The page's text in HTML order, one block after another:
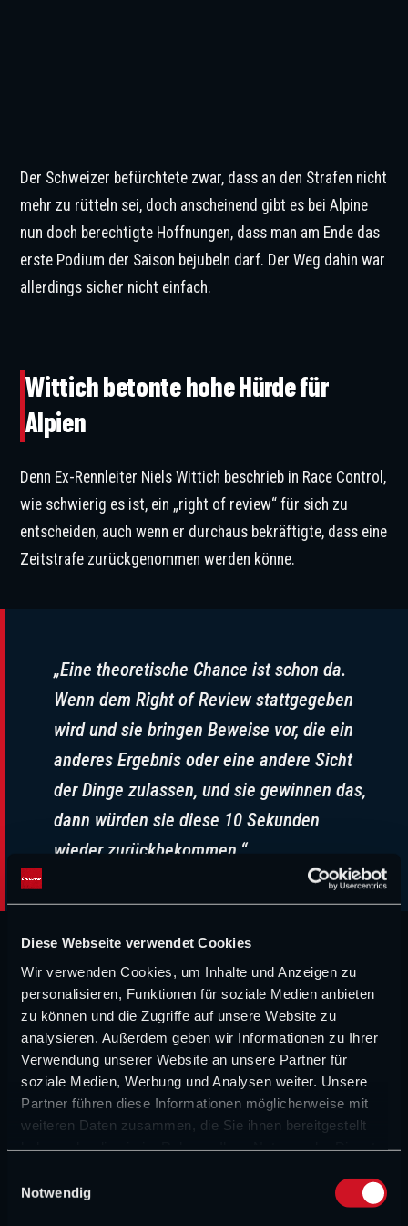
Diese Webseite verwendet Cookies
Wir verwenden Cookies, um Inhalte und Anzeigen zu
personalisieren, Funktionen für soziale Medien anbieten
zu können und die Zugriffe auf unsere Website zu
analysieren. Außerdem geben wir Informationen zu Ihrer
Verwendung unserer Website an unsere Partner für
soziale Medien, Werbung und Analysen weiter. Unsere
Partner führen diese Informationen möglicherweise mit
weiteren Daten zusammen, die Sie ihnen bereitgestellt
Notwendig
Der Schweizer befürchtete zwar, dass an den Strafen nicht
mehr zu rütteln sei, doch anscheinend gibt es bei Alpine
nun doch berechtigte Hoffnungen, dass man am Ende das
erste Podium der Saison bejubeln darf. Der Weg dahin war
allerdings sicher nicht einfach.
Wittich betonte hohe Hürde für
Alpien
Denn Ex-Rennleiter Niels Wittich beschrieb in Race Control,
wie schwierig es ist, ein „right of review“ für sich zu
entscheiden, auch wenn er durchaus bekräftigte, dass eine
Zeitstrafe zurückgenommen werden könne.
„Eine theoretische Chance ist schon da.
Wenn dem Right of Review stattgegeben
wird und sie bringen Beweise vor, die ein
anderes Ergebnis oder eine andere Sicht
der Dinge zulassen, und sie gewinnen das,
dann würden sie diese 10 Sekunden
wieder zurückbekommen.“
Wittich verdeutlichte übrigens, dass eine mögliche
Entscheidung nicht zwingend auch andere Fahrer
betreffen müsse, da nur Alpine Einspruch eingelegt habe.
Gasly könnte also der einzige Fahrer bleiben, der seine
Strafen gestrichen bekommt.
Monaco-GP weitergeht. Denn am kommenden